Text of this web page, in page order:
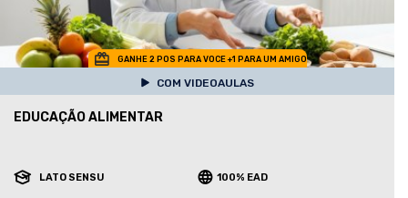
GANHE 2 POS PARA VOCE +1 PARA UM AMIGO
COM VIDEOAULAS
EDUCAÇÃO ALIMENTAR
LATO SENSU 100% EAD